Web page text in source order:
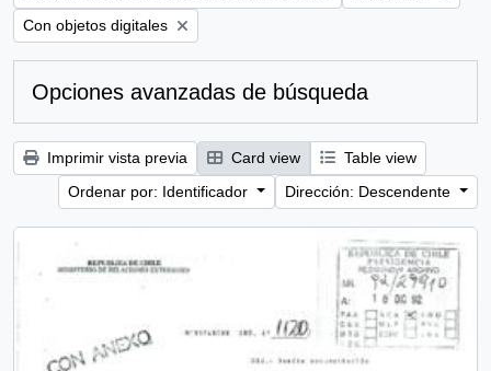
Remove filter:
Con objetos digitales
Opciones avanzadas de búsqueda
Imprimir vista previa Card view
Table view
Ordenar por: Identificador
Dirección: Descendente